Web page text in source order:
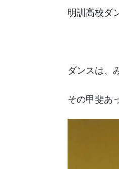
明訓高校ダ
ダンスは、
その甲斐あ